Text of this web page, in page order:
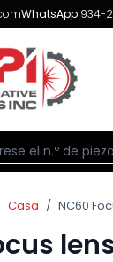
WhatsApp:934-
Casa / NC60